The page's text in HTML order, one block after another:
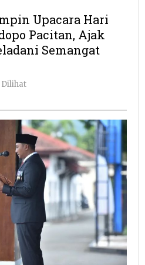
Hari
Pahlawan
di
Muda
Teladani
Semangat
Juang
Upacara Hari
Pacitan, Ajak
Semangat
Dilihat